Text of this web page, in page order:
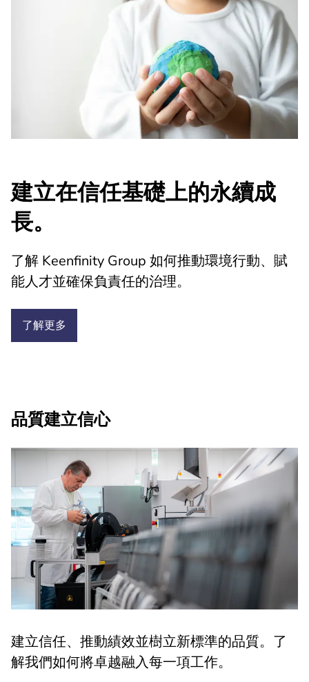
建立在信任基礎上的永續成
長。
了解 Keenfinity Group 如何推動環境行動、賦
能人才並確保負責任的治理。
了解更多
品質建立信心
建立信任、推動績效並樹立新標準的品質。了
解我們如何將卓越融入每一項工作。